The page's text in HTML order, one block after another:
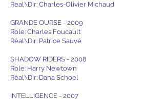
Real\Dir: Charles-Olivier Michaud
GRANDE OURSE - 2009
Role: Charles Foucault
Réal\Dir: Patrice Sauvé
SHADOW RIDERS - 2008
Role: Harry Newtown
Réal\Dir: Dana Schoel
INTELLIGENCE - 2007